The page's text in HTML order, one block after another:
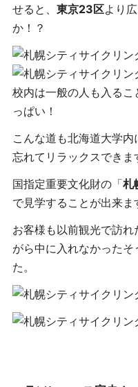
せると、 東京23区より
か！？
校内は一般の人も入る
っぱい！
こんな道も北海道大学
忘れてリラックスできま
国指定重要文化財の「札
で見学することが出来ま
お客様も以前観光で訪
がら中に入れなかった
た。